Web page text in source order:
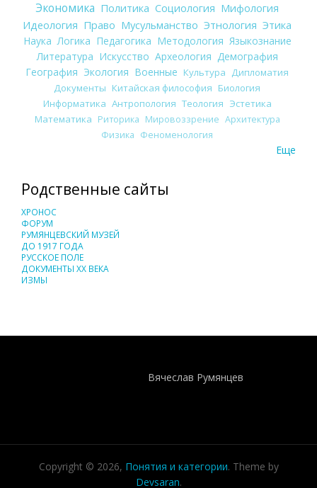
Экономика Политика Социология Мифология
Идеология Право Мусульманство Этнология Этика
Наука Логика Педагогика Методология Языкознание
Литература Искусство Археология Демография
География Экология Военные Культура
Дипломатия
Документы Китайская философия Биология
Информатика Антропология Теология Эстетика
Математика Риторика Мировоззрение Архитектура
Физика Феноменология
Еще
Родственные сайты
ХРОНОС
ФОРУМ
РУМЯНЦЕВСКИЙ МУЗЕЙ
ДО 1917 ГОДА
РУССКОЕ ПОЛЕ
ДОКУМЕНТЫ XX ВЕКА
ИЗМЫ
Вячеслав Румянцев
Copyright © 2026, Понятия и категории. Theme by
Devsaran.